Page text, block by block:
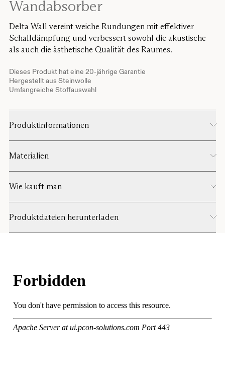
Wandabsorber
Delta Wall vereint weiche Rundungen mit effektiver
Schalldämpfung und verbessert sowohl die akustische
als auch die ästhetische Qualität des Raumes.
Dieses Produkt hat eine 20-jährige Garantie
Hergestellt aus Steinwolle
Umfangreiche Stoffauswahl
Produktinformationen
Materialien
Wie kauft man
Produktdateien herunterladen